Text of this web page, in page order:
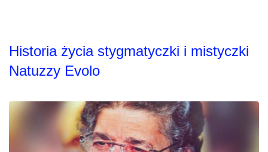
Historia życia stygmatyczki i mistyczki
Natuzzy Evolo